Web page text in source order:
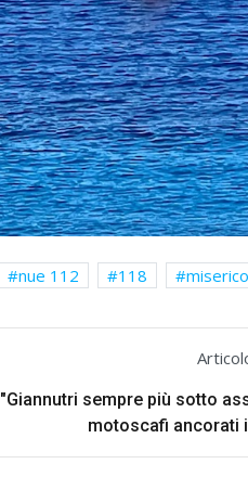
nue 112 118
"Giannutri sempre più sotto
motoscafi ancorati